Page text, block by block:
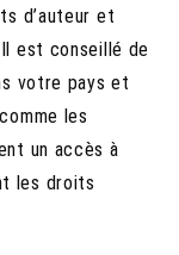
d’auteur et
est conseillé de
votre pays et
les
un accès à
les droits